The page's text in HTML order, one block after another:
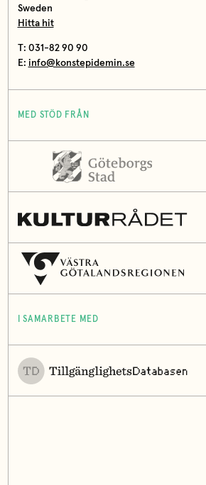
Sweden
Hitta hit
T: 031-82 90 90
E: info@konstepidemin.se
MED STÖD FRÅN
I SAMARBETE MED